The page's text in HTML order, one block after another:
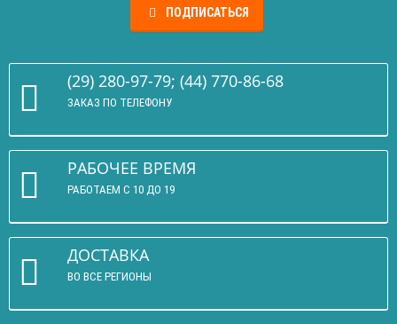
ПОДПИСАТЬСЯ
(29) 280-97-79; (44) 770-86-68
ЗАКАЗ ПО ТЕЛЕФОНУ
РАБОЧЕЕ ВРЕМЯ
РАБОТАЕМ С 10 ДО 19
ДОСТАВКА
ВО ВСЕ РЕГИОНЫ